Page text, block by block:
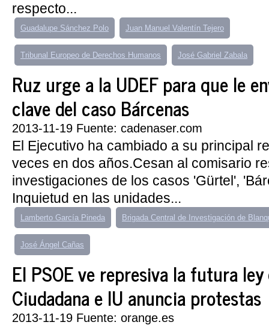
respecto...
Guadalupe Sánchez Polo Juan Manuel Valentín Tejero
Tribunal Europeo de Derechos Humanos José Gabriel Zabala
Ruz urge a la UDEF para que le
clave del caso Bárcenas
2013-11-19 Fuente: cadenaser.com
El Ejecutivo ha cambiado a su principal
veces en dos años.Cesan al comisario
investigaciones de los casos 'Gürtel',
Inquietud en las unidades...
Lamberto García Pineda Brigada Central de Investigación de
José Ángel Cañas
El PSOE ve represiva la futura
Ciudadana e IU anuncia protestas
2013-11-19 Fuente: orange.es